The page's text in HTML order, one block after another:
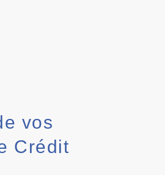
vos
Crédit